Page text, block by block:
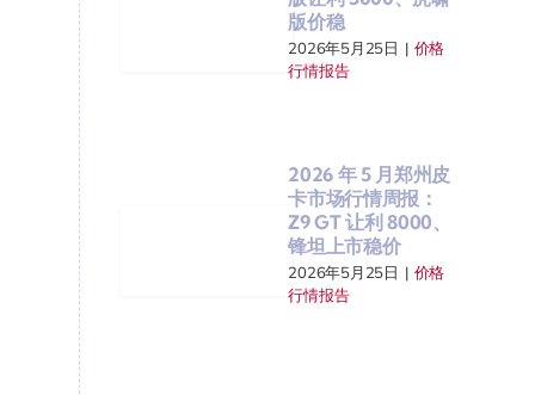
版价稳
2026年5月25日 | 价格
行情报告
2026 年 5 月郑州皮
卡市场行情周报：
Z9 GT 让利 8000、
锋坦上市稳价
2026年5月25日 | 价格
行情报告